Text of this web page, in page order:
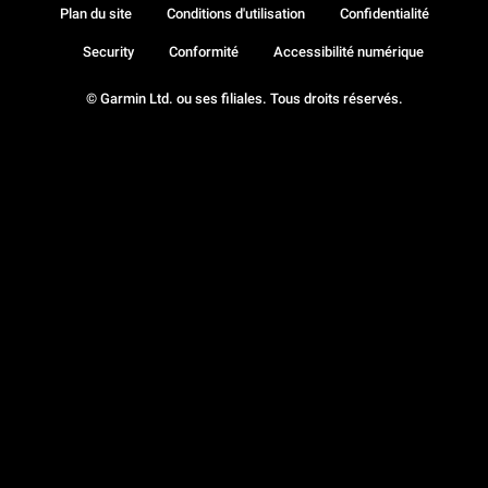
© Garmin Ltd. ou ses filiales. Tous droits réservés.
Plan du site Conditions d'utilisation Confidentialité
Security Conformité Accessibilité numérique